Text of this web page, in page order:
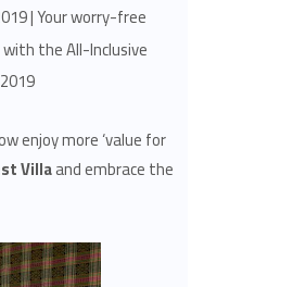
| Your worry-free
with the All-Inclusive
enjoy more ‘value for
Villaand embrace the